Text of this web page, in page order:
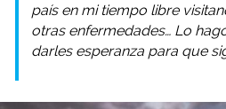
país en mi tiempo libre
otras enfermedades… Lo
darles esperanza para que